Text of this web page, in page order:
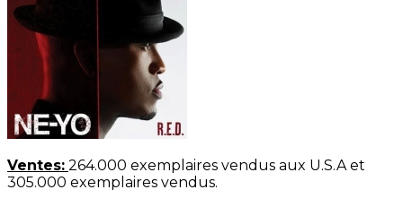
Ventes: 264.000 exemplaires vendus aux U.S.A et
305.000 exemplaires vendus.